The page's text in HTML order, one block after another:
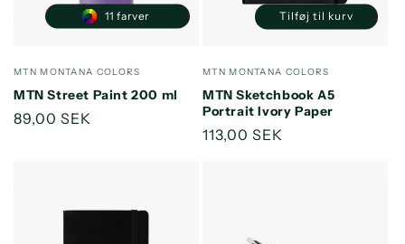
Forhandler:
MTN MONTANA COLORS
MTN Street Paint 200 ml
Normalpris
89,00 SEK
11 farver
Forhandler:
MTN MONTANA COLORS
MTN Sketchbook A5
Portrait Ivory Paper
Normalpris
113,00 SEK
Reducer
Title
Øg
Title
Tilføj til kurv